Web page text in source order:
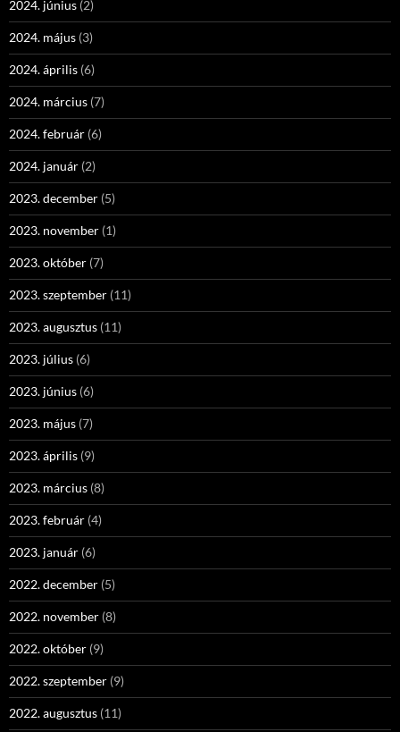
2024. június (2)
2024. május (3)
2024. április (6)
2024. március (7)
2024. február (6)
2024. január (2)
2023. december (5)
2023. november (1)
2023. október (7)
2023. szeptember (11)
2023. augusztus (11)
2023. július (6)
2023. június (6)
2023. május (7)
2023. április (9)
2023. március (8)
2023. február (4)
2023. január (6)
2022. december (5)
2022. november (8)
2022. október (9)
2022. szeptember (9)
2022. augusztus (11)